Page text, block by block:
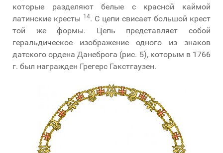
которые разделяют белые с красной каймой
латинские кресты 14. С цепи свисает большой крест
той же формы. Цепь представляет собой
геральдическое изображение одного из знаков
датского ордена Данеброга (рис. 5), которым в 1766
г. был награжден Грегерс Гакстгаузен.